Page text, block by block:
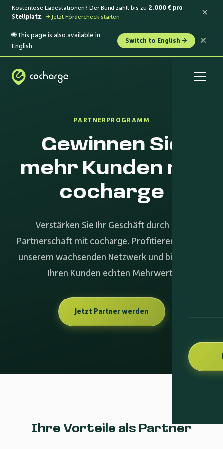
🌐 This page is also available in
English
Switch to English →
Kostenlose Ladestationen? Der Bund zahlt bis zu 2.000 € pro
Stellplatz. → Jetzt Fördercheck starten
PARTNERPROGRAMM
Gewinnen Sie
mehr Kunden mit
cocharge
Verstärken Sie Ihr Geschäft durch eine
Partnerschaft mit cocharge. Profitieren Sie von
unserem wachsenden Netzwerk und bieten Sie
Ihren Kunden echten Mehrwert.
Jetzt Partner werden
Ihre Vorteile als Partner